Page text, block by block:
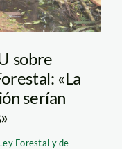
sobre
«La
serían
Forestal y de